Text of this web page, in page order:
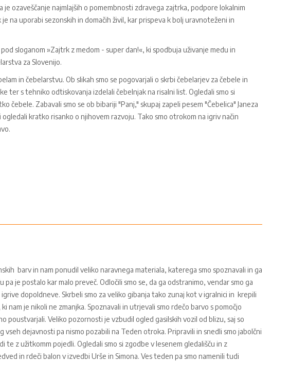
ozaveščanje najmlajših o pomembnosti zdravega zajtrka, podpore lokalnim
na uporabi sezonskih in domačih živil, kar prispeva k bolj uravnoteženi in
sloganom »Zajtrk z medom - super dan!«, ki spodbuja uživanje medu in
za Slovenijo.
in čebelarstvu. Ob slikah smo se pogovarjali o skrbi čebelarjev za čebele in
ter s tehniko odtiskovanja izdelali čebelnjak na risalni list. Ogledali smo si
čebele. Zabavali smo se ob bibariji "Panj," skupaj zapeli pesem "Čebelica" Janeza
kratko risanko o njihovem razvoju. Tako smo otrokom na igriv način
barv in nam ponudil veliko naravnega materiala, katerega smo spoznavali in ga
pa je postalo kar malo preveč. Odločili smo se, da ga odstranimo, vendar smo ga
dopoldneve. Skrbeli smo za veliko gibanja tako zunaj kot v igralnici in krepili
nam je nikoli ne zmanjka. Spoznavali in utrjevali smo rdečo barvo s pomočjo
poustvarjali. Veliko pozornosti je vzbudil ogled gasilskih vozil od blizu, saj so
dejavnosti pa nismo pozabili na Teden otroka. Pripravili in snedli smo jabolčni
te z užitkomm pojedli. Ogledali smo si zgodbe v lesenem gledališču in z
in rdeči balon v izvedbi Urše in Simona. Ves teden pa smo namenili tudi